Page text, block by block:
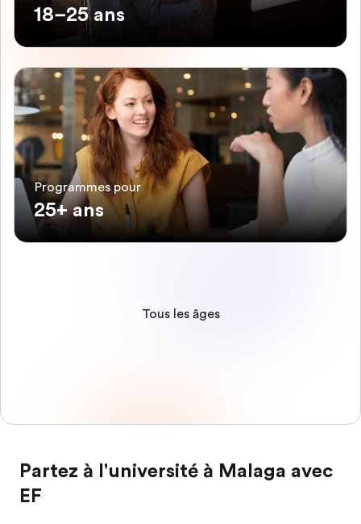
18–25 ans
Programmes pour
25+ ans
Tous les âges
Partez à l'université à Malaga avec
EF